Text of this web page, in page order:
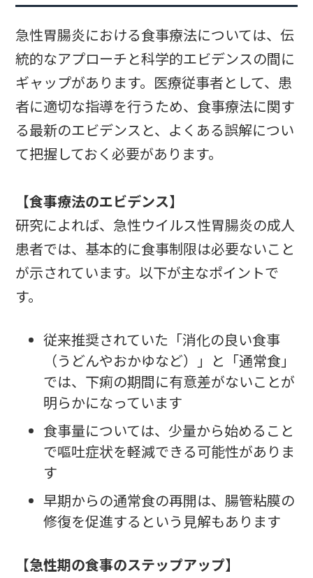
急性胃腸炎における食事療法については、伝
統的なアプローチと科学的エビデンスの間に
ギャップがあります。医療従事者として、患
者に適切な指導を行うため、食事療法に関す
る最新のエビデンスと、よくある誤解につい
て把握しておく必要があります。
【食事療法のエビデンス】
研究によれば、急性ウイルス性胃腸炎の成人
患者では、基本的に食事制限は必要ないこと
が示されています。以下が主なポイントで
す。
従来推奨されていた「消化の良い食事
（うどんやおかゆなど）」と「通常食」
では、下痢の期間に有意差がないことが
明らかになっています
食事量については、少量から始めること
で嘔吐症状を軽減できる可能性がありま
す
早期からの通常食の再開は、腸管粘膜の
修復を促進するという見解もあります
【急性期の食事のステップアップ】